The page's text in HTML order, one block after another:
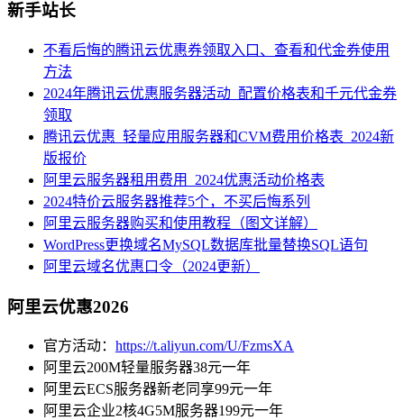
新手站长
不看后悔的腾讯云优惠券领取入口、查看和代金券使用
方法
2024年腾讯云优惠服务器活动_配置价格表和千元代金券
领取
腾讯云优惠_轻量应用服务器和CVM费用价格表_2024新
版报价
阿里云服务器租用费用_2024优惠活动价格表
2024特价云服务器推荐5个，不买后悔系列
阿里云服务器购买和使用教程（图文详解）
WordPress更换域名MySQL数据库批量替换SQL语句
阿里云域名优惠口令（2024更新）
阿里云优惠2026
官方活动： https://t.aliyun.com/U/FzmsXA
阿里云200M轻量服务器38元一年
阿里云ECS服务器新老同享99元一年
阿里云企业2核4G5M服务器199元一年